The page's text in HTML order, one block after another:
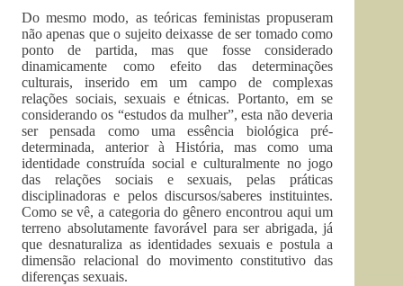
Do mesmo modo, as teóricas feministas propuseram
não apenas que o sujeito deixasse de ser tomado como
ponto de partida, mas que fosse considerado
dinamicamente como efeito das determinações
culturais, inserido em um campo de complexas
relações sociais, sexuais e étnicas. Portanto, em se
considerando os “estudos da mulher”, esta não deveria
ser pensada como uma essência biológica pré-
determinada, anterior à História, mas como uma
identidade construída social e culturalmente no jogo
das relações sociais e sexuais, pelas práticas
disciplinadoras e pelos discursos/saberes instituintes.
Como se vê, a categoria do gênero encontrou aqui um
terreno absolutamente favorável para ser abrigada, já
que desnaturaliza as identidades sexuais e postula a
dimensão relacional do movimento constitutivo das
diferenças sexuais.